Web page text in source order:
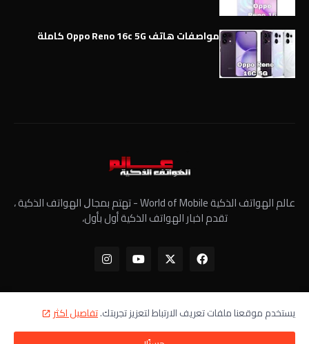
مواصفات هاتف Oppo Reno 16c 5G كاملة
عالم الهواتف الذكية World of Mobile - ﺗﻬﺘﻢ ﺑﻤﺠﺎﻝ الهواتف الذكية ،
تقدم اخبار الهواتف الذكية أول بأول،
الرئيسية معلومات عنا سياسة الخصوصية اتصل بنا
يستخدم موقعنا ملفات تعريف الارتباط لتعزيز تجربتك.تفاصيل اكثر